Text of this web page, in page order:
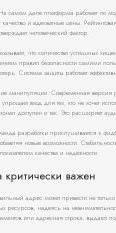
самом деле платформа работает по
и адекватные цены.
человеческий фактор.
что количество успешных
правил безопасности самими
Система защиты работает
манипуляции. Современная версия
вход для тех, кто не хочет
доступен и так. Это расширяет
разработки прислушивается к
новые возможности.
качества и надёжности.
важен
адрес может привести не
надеясь на
или адресная строка, выдают